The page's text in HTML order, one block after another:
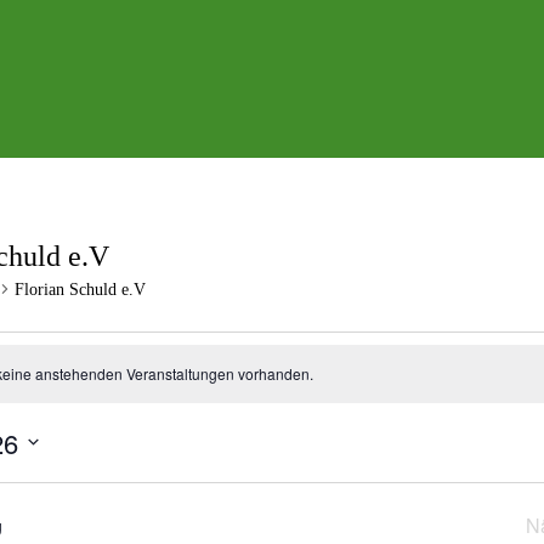
e.V
Florian Schuld e.V
anstehenden Veranstaltungen vorhanden.